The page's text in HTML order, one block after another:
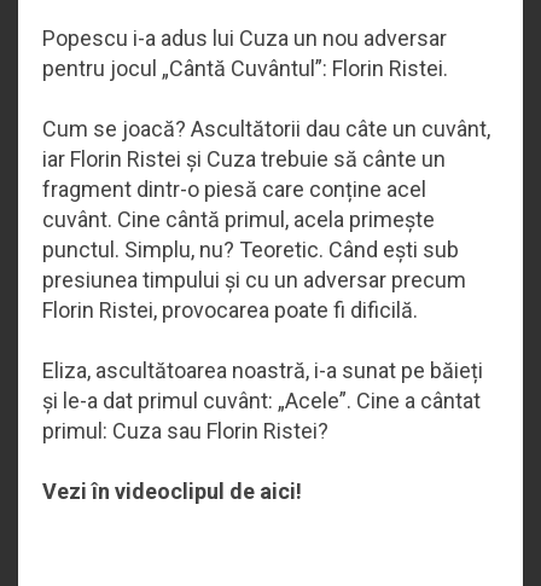
Popescu i-a adus lui Cuza un nou adversar
pentru jocul „Cântă Cuvântul”: Florin Ristei.
Cum se joacă? Ascultătorii dau câte un cuvânt,
iar Florin Ristei și Cuza trebuie să cânte un
fragment dintr-o piesă care conține acel
cuvânt. Cine cântă primul, acela primește
punctul. Simplu, nu? Teoretic. Când ești sub
presiunea timpului și cu un adversar precum
Florin Ristei, provocarea poate fi dificilă.
Eliza, ascultătoarea noastră, i-a sunat pe băieți
și le-a dat primul cuvânt: „Acele”. Cine a cântat
primul: Cuza sau Florin Ristei?
Vezi în videoclipul de aici!